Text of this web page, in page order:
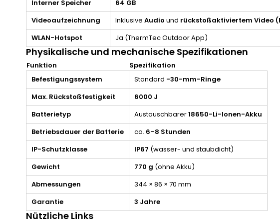
Interner Speicher
64 GB
Videoaufzeichnung
Inklusive Audio und rückstoßaktiviertem Video
WLAN-Hotspot
Ja (ThermTec Outdoor App)
Physikalische und mechanische Spezifikationen
Funktion
Spezifikation
Befestigungssystem
Standard -30-mm-Ringe
Max. Rückstoßfestigkeit
6000 J
Batterietyp
Austauschbarer18650-Li-Ionen-Akku
Betriebsdauer der Batterie
ca. 6–8 Stunden
IP-Schutzklasse
IP67 (wasser- und staubdicht)
Gewicht
770 g (ohne Akku)
Abmessungen
344 × 86 × 70 mm
Garantie
3 Jahre
Nützliche Links